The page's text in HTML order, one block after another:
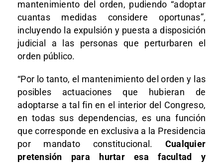
mantenimiento del orden, pudiendo “adoptar
cuantas medidas considere oportunas”,
incluyendo la expulsión y puesta a disposición
judicial a las personas que perturbaren el
orden público.
“Por lo tanto, el mantenimiento del orden y las
posibles actuaciones que hubieran de
adoptarse a tal fin en el interior del Congreso,
en todas sus dependencias, es una función
que corresponde en exclusiva a la Presidencia
por mandato constitucional. Cualquier
pretensión para hurtar esa facultad y